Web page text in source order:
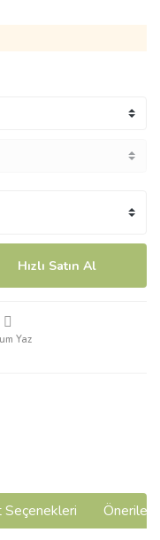
Hızlı Satın Al
Yaz
Seçenekleri